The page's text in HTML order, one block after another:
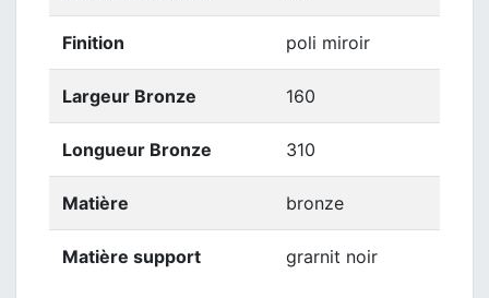
Finition poli miroir
Largeur Bronze 160
Longueur Bronze 310
Matière bronze
Matière support grarnit noir